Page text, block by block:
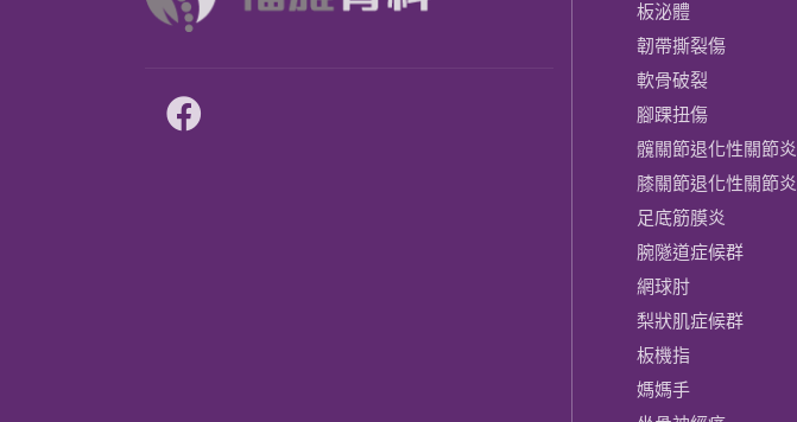
板泌體
韌帶撕裂傷
軟骨破裂
腳踝扭傷
髖關節退化性關節炎
膝關節​退化性關節炎
足底筋膜炎
腕隧道症候群
網球肘
梨狀肌症候群
板機指
媽媽手